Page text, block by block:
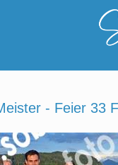
- Feier 33